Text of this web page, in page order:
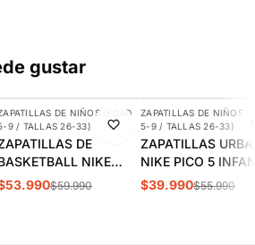
gustar
-10%
AGREGAR
DE NIÑOS (EDAD
9 / TALLAS 26-33)
DE
NIKE
HUSTLE D 12 PS
$59.990
-29%
ZAPATILLAS DE NIÑOS
5-9 / TALLAS 26-33)
ZAPATILLAS
NIKE PICO 5
AR4161-100
$39.990$55.990